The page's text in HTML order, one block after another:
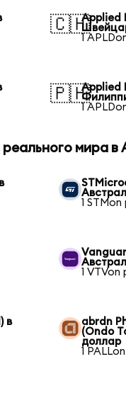
🇨🇭Applied
1
🇵🇭Applied
1
мира в
1
1 VTVon
в
abrdn
(Ondo
доллар
1